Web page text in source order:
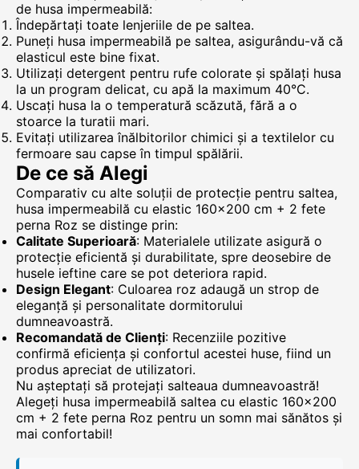
de husa impermeabilă:
Îndepărtați toate lenjeriile de pe saltea.
Puneți husa impermeabilă pe saltea, asigurându-vă că
elasticul este bine fixat.
Utilizați detergent pentru rufe colorate și spălați husa
la un program delicat, cu apă la maximum 40°C.
Uscați husa la o temperatură scăzută, fără a o
stoarce la turatii mari.
Evitați utilizarea înălbitorilor chimici și a textilelor cu
fermoare sau capse în timpul spălării.
De ce să Alegi
Comparativ cu alte soluții de protecție pentru saltea,
husa impermeabilă cu elastic 160x200 cm + 2 fete
perna Roz se distinge prin:
Calitate Superioară: Materialele utilizate asigură o
protecție eficientă și durabilitate, spre deosebire de
husele ieftine care se pot deteriora rapid.
Design Elegant: Culoarea roz adaugă un strop de
eleganță și personalitate dormitorului
dumneavoastră.
Recomandată de Clienți: Recenziile pozitive
confirmă eficiența și confortul acestei huse, fiind un
produs apreciat de utilizatori.
Nu așteptați să protejați salteaua dumneavoastră!
Alegeți husa impermeabilă saltea cu elastic 160x200
cm + 2 fete perna Roz pentru un somn mai sănătos și
mai confortabil!